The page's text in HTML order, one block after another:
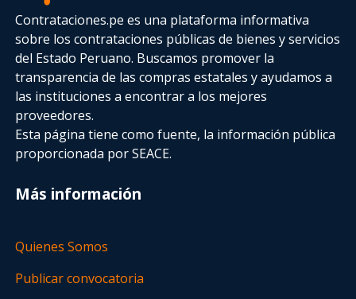
Contrataciones.pe es una plataforma informativa
sobre los contrataciones públicas de bienes y servicios
del Estado Peruano. Buscamos promover la
transparencia de las compras estatalesy ayudamos a
las instituciones a encontrar a los mejores
proveedores.
Esta página tiene como fuente, la información pública
proporcionada por SEACE.
Más información
Quienes Somos
Publicar convocatoria